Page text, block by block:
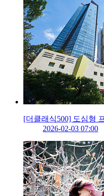
[더클래식500] 도심형
2026-02-03 07:00